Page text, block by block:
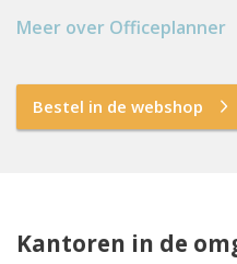
Meer over Officeplanner
Bestel in de webshop
Kantoren in de